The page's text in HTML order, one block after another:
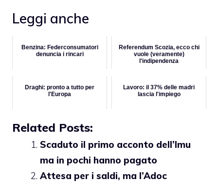
Leggi anche
Benzina: Federconsumatori
denuncia i rincari
Referendum Scozia, ecco chi
vuole (veramente)
l'indipendenza
Draghi: pronto a tutto per
l'Europa
Lavoro: il 37% delle madri
lascia l'impiego
Related Posts:
Scaduto il primo acconto dell’Imu
ma in pochi hanno pagato
Attesa per i saldi, ma l’Adoc